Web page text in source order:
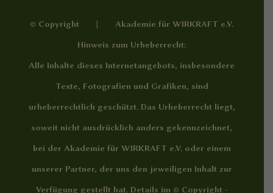
© Copyright | Akademie für WIRKRAFT e.V.
Hinweis zum Urheberrecht:
Alle Inhalte dieses Internetangebots, insbesondere
Texte, Fotografien und Grafiken, sind
urheberrechtlich geschützt. Das Urheberrecht liegt,
soweit nicht ausdrücklich anders gekennzeichnet,
bei der Akademie für WIRKRAFT e.V. oder einem
unserer Partner, der uns den jeweiligen Inhalt zur
Verfügung gestellt hat. Details im © Copyright -